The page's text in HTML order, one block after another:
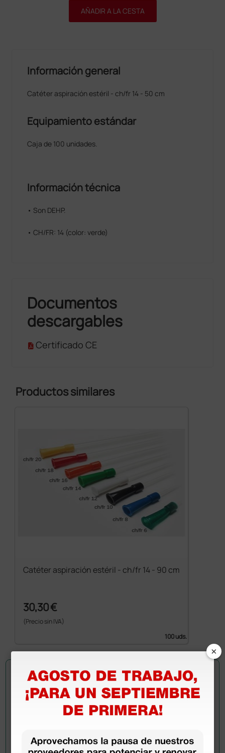
AÑADIR A LA CESTA
Información general
Catéter aspiración estéril - ch/fr 14 - 50 cm
Equipamiento estándar
Caja de 100 unidades.
Información técnica
• Son DEHP.
• CH/FR: 14 (color: verde)
Documentos
descargables
Certificado CE
Productos similares
Catéter aspiración estéril - ch/fr 14 - 90 cm
30,30 €
(Precio sin IVA)
100 uds.
Pregúntale a un colega
×